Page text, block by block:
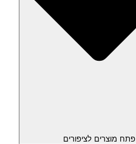
פתח מוצרים לציפורים